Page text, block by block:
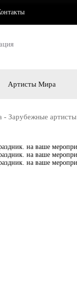
Артисты Мира
- Зарубежные артисты